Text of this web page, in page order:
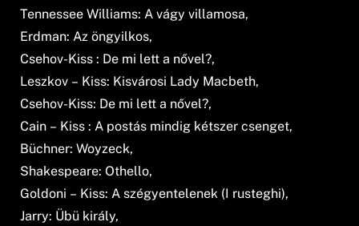
Tennessee Williams: A vágy villamosa,
Erdman: Az öngyilkos,
Csehov-Kiss : De mi lett a nővel?,
Leszkov – Kiss: Kisvárosi Lady Macbeth,
Csehov-Kiss: De mi lett a nővel?,
Cain – Kiss : A postás mindig kétszer csenget,
Büchner: Woyzeck,
Shakespeare: Othello,
Goldoni – Kiss: A szégyentelenek (I rusteghi),
Jarry: Übü király,